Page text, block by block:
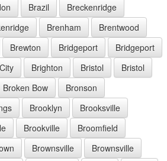
Brazil
Breckenridge
Brenham
Brentwood
Brewton Bridgeport
Bridgeport
Brighton Bristol
Bristol
Broken Bow
Bronson
Brooklyn
Brooksville
Brookville
Broomfield
Brownsville
Brownsville